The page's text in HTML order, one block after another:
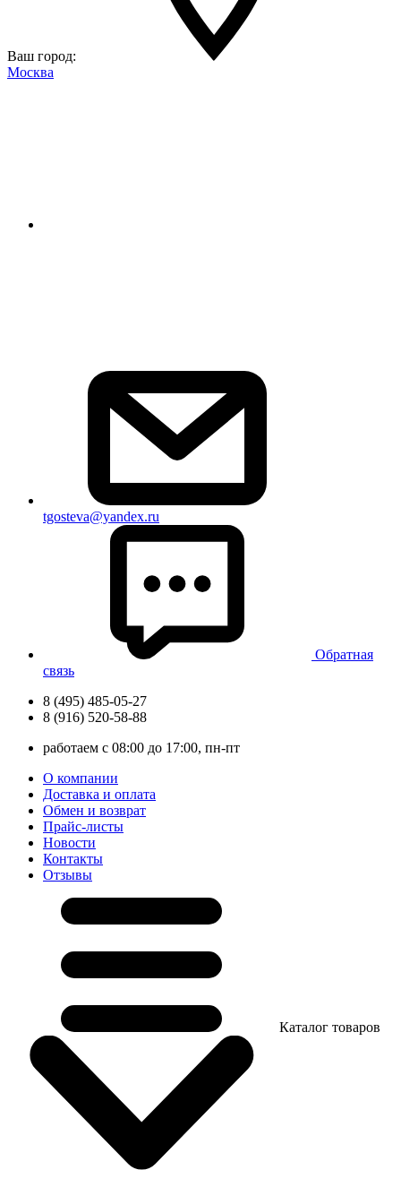
Ваш город:
Москва
tgosteva@yandex.ru
Обратная
связь
8 (495) 485-05-27
8 (916) 520-58-88
работаем с 08:00 до 17:00, пн-пт
О компании
Доставка и оплата
Обмен и возврат
Прайс-листы
Новости
Контакты
Отзывы
Каталог товаров